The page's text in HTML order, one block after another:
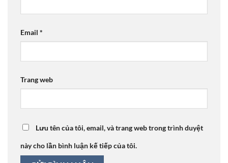
Email *
Trang web
Lưu tên của tôi, email, và trang web trong trình duyệt
này cho lần bình luận kế tiếp của tôi.